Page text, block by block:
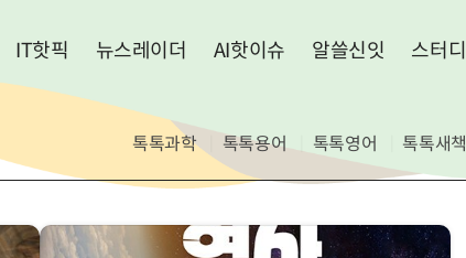
IT핫픽 뉴스레이더 AI핫이슈 알쓸신잇 스터디
톡톡과학 톡톡용어 톡톡영어 톡톡새책